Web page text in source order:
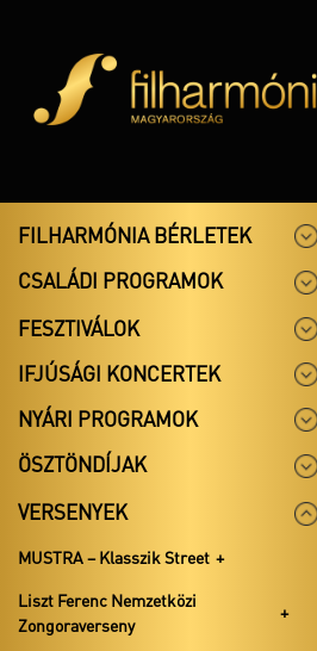
FILHARMÓNIA BÉRLETEK
CSALÁDI PROGRAMOK
FESZTIVÁLOK
IFJÚSÁGI KONCERTEK
NYÁRI PROGRAMOK
ÖSZTÖNDÍJAK
VERSENYEK
MUSTRA – Klasszik Street
Liszt Ferenc Nemzetközi
Zongoraverseny